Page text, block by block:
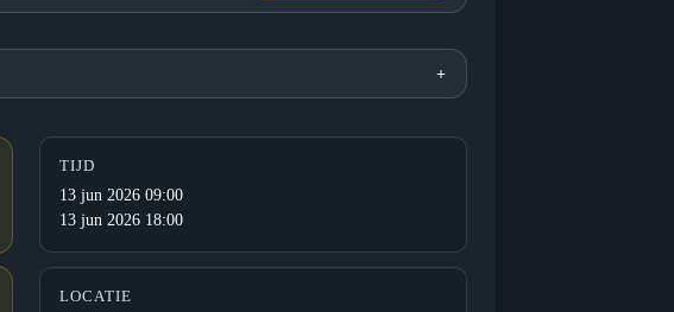
TIJD
13 jun 2026 09:00
13 jun 2026 18:00
LOCATIE